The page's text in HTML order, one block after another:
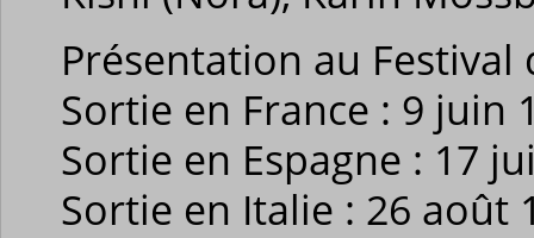
Présentation au Festival
Sortie en France : 9 juin
Sortie en Espagne : 17
Sortie en Italie : 26 août